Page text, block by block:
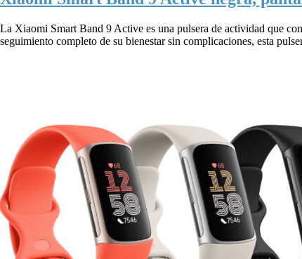
La Xiaomi Smart Band 9 Active es una pulsera de actividad que
seguimiento completo de su bienestar sin complicaciones, esta